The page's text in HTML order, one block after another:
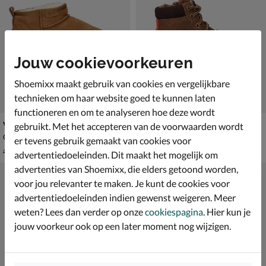
Vingino Ashley Low
Gevoerde boots - cognac
van € 69,99 voor € 48,99
69 48
Nelson Kids
Veterboots - cognac
69
Jouw cookievoorkeuren
Shoemixx maakt gebruik van cookies en vergelijkbare
technieken om haar website goed te kunnen laten
functioneren en om te analyseren hoe deze wordt
gebruikt. Met het accepteren van de voorwaarden wordt
er tevens gebruik gemaakt van cookies voor
advertentiedoeleinden. Dit maakt het mogelijk om
advertenties van Shoemixx, die elders getoond worden,
voor jou relevanter te maken. Je kunt de cookies voor
advertentiedoeleinden indien gewenst weigeren. Meer
weten? Lees dan verder op onzecookiespagina. Hier kun je
jouw voorkeur ook op een later moment nog wijzigen.